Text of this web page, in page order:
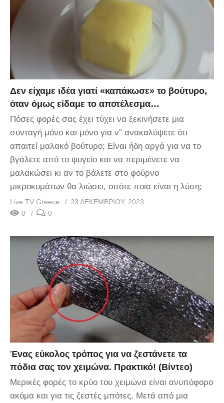
Δεν είχαμε ιδέα γιατί «καπάκωσε» το βούτυρο,
όταν όμως είδαμε το αποτέλεσμα…
Πόσες φορές σας έχει τύχει να ξεκινήσετε μια
συνταγή μόνο και μόνο για ν” ανακαλύψετε ότι
απαιτεί μαλακό βούτυρο; Είναι ήδη αργά για να το
βγάλετε από το ψυγείο και να περιμένετε να
μαλακώσει κι αν το βάλετε στο φούρνο
μικροκυμάτων θα λιώσει, οπότε ποια είναι η λύση;
Live TV Greece
23 ΔΕΚΕΜΒΡΊΟΥ, 2023
0
0
Ένας εύκολος τρόπος για να ζεστάνετε τα
πόδια σας τον χειμώνα. Πρακτικό! (Βίντεο)
Μερικές φορές το κρύο του χειμώνα είναι ανυπόφορο
ακόμα και για τις ζεστές μπότες. Μετά από μια